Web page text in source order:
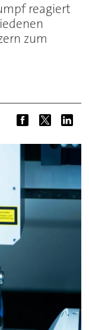
reagiert
zum